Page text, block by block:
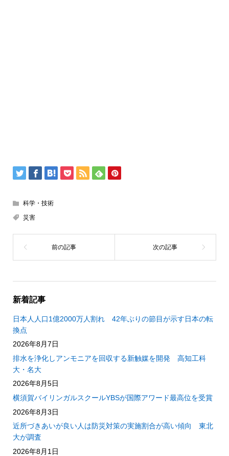
科学・技術
災害
新着記事
日本人人口1億2000万人割れ 42年ぶりの節目が示す日本の転
換点
2026年8月7日
排水を浄化しアンモニアを回収する新触媒を開発 高知工科
大・名大
2026年8月5日
横須賀バイリンガルスクールYBSが国際アワード最高位を受賞
2026年8月3日
近所づきあいが良い人は防災対策の実施割合が高い傾向 東北
大が調査
2026年8月1日